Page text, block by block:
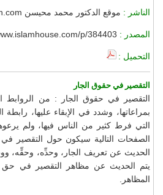
الناشر : موقع الدكتور محمد محيسن http://www.mehesen.com
المصدر : p/384403
التحميل :
التقصير في حقوق الجار
التقصير في حقوق الجار : من الروابط
بمراعاتها، وشدد في الإبقاء عليها، رابطة
التي فرط كثير من الناس فيها، ولم
الصفحات التالية سيكون حول التقصير
الحديث عن تعريف الجار، وحدِّه، وحقِّه،
يتم الحديث عن مظاهر التقصير في حق
المظاهر.